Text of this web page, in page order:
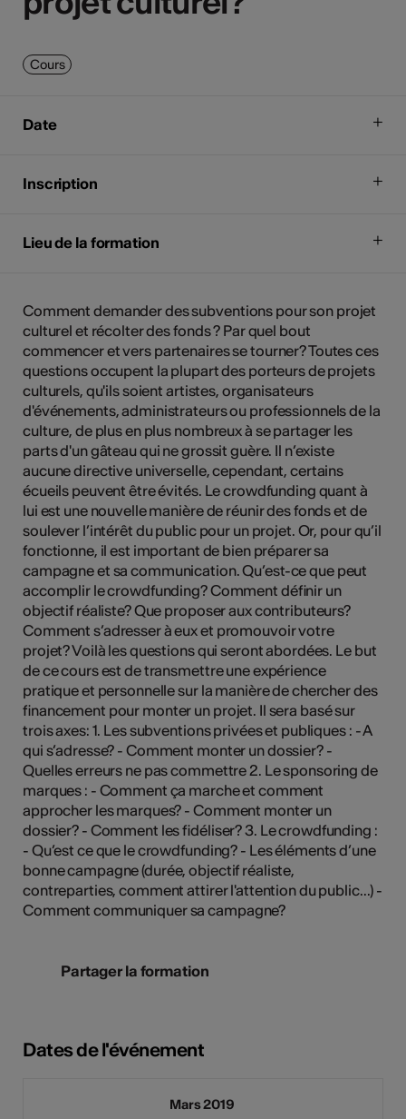
Cours
Date
Inscription
Lieu de la formation
Comment demander des subventions pour son projet
culturel et récolter des fonds ? Par quel bout
commencer et vers partenaires se tourner? Toutes ces
questions occupent la plupart des porteurs de projets
culturels, qu'ils soient artistes, organisateurs
d'événements, administrateurs ou professionnels de la
culture, de plus en plus nombreux à se partager les
parts d'un gâteau qui ne grossit guère. Il n’existe
aucune directive universelle, cependant, certains
écueils peuvent être évités. Le crowdfunding quant à
lui est une nouvelle manière de réunir des fonds et de
soulever l’intérêt du public pour un projet. Or, pour qu’il
fonctionne, il est important de bien préparer sa
campagne et sa communication. Qu’est-ce que peut
accomplir le crowdfunding? Comment définir un
objectif réaliste? Que proposer aux contributeurs?
Comment s’adresser à eux et promouvoir votre
projet? Voilà les questions qui seront abordées. Le but
de ce cours est de transmettre une expérience
pratique et personnelle sur la manière de chercher des
financement pour monter un projet. Il sera basé sur
trois axes: 1. Les subventions privées et publiques : - A
qui s’adresse? - Comment monter un dossier? -
Quelles erreurs ne pas commettre 2. Le sponsoring de
marques : - Comment ça marche et comment
approcher les marques? - Comment monter un
dossier? - Comment les fidéliser? 3. Le crowdfunding :
- Qu’est ce que le crowdfunding? - Les éléments d’une
bonne campagne (durée, objectif réaliste,
contreparties, comment attirer l'attention du public...) -
Comment communiquer sa campagne?
Partager la formation
Dates de l'événement
Mars 2019